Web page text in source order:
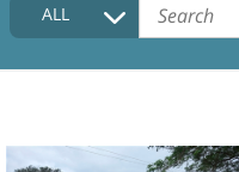
COLLECTIONS DESCRIPTION
FAQ
ALL